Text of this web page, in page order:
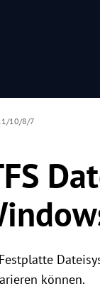
10/8/7
können.